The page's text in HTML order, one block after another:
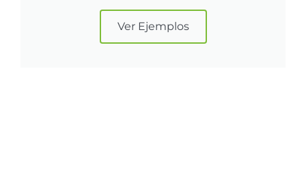
Ver Ejemplos